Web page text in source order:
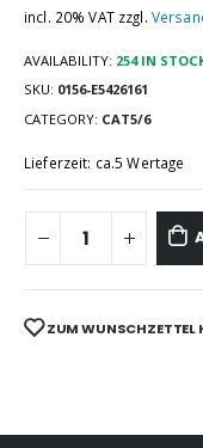
incl. 20% VAT zzgl.
AVAILABILITY: 254 IN
SKU: 0156-E5426161
CATEGORY: CAT5/6
Lieferzeit: ca.5 Wertage
ZUM WUNSCHZETTEL